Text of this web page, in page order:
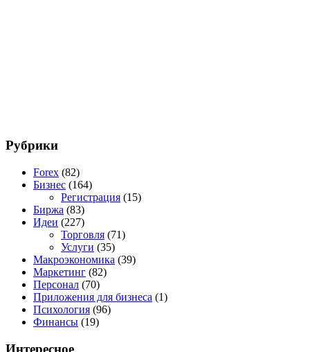
Рубрики
Forex (82)
Бизнес (164)
Регистрация (15)
Биржа (83)
Идеи (227)
Торговля (71)
Услуги (35)
Макроэкономика (39)
Маркетинг (82)
Персонал (70)
Приложения для бизнеса (1)
Психология (96)
Финансы (19)
Интересное